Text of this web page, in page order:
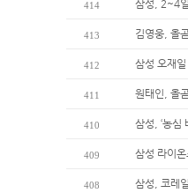
414 삼성, 2~4
413 김영웅, 올
412 삼성 오재
411 원태인, 올
410 삼성, ‘농심
409 삼성 라이
408 삼성, 코레